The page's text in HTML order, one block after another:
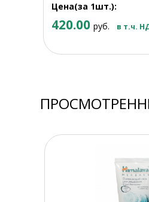
Цена(за 1шт.):
420.00 руб. в т.ч.